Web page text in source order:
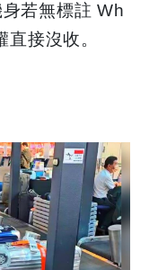
身若無標註 Wh
接沒收。